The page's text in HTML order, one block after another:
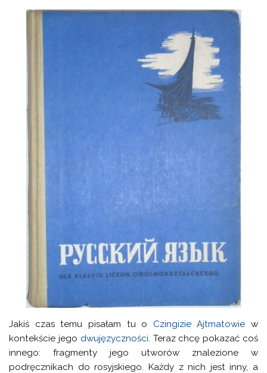
Jakiś czas temu pisałam tu o Czingizie Ajtmatowie w
kontekście jego dwujęzyczności. Teraz chcę pokazać coś
innego: fragmenty jego utworów znalezione w
podręcznikach do rosyjskiego. Każdy z nich jest inny, a